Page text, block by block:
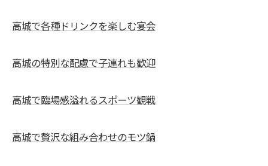
高城で各種ドリンクを楽しむ宴会
高城の特別な配慮で子連れも歓迎
高城で臨場感溢れるスポーツ観戦
高城で贅沢な組み合わせのモツ鍋